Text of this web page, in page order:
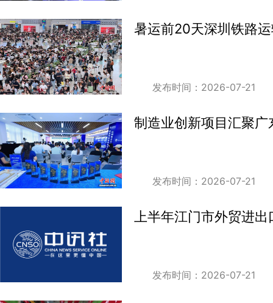
暑运前20天深圳铁路
发布时间：2026-07-21
制造业创新项目汇聚
发布时间：2026-07-21
上半年江门市外贸进
发布时间：2026-07-21